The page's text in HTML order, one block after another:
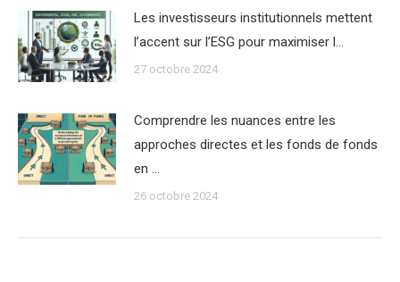
Les investisseurs institutionnels mettent
l’accent sur l’ESG pour maximiser l…
27 octobre 2024
Comprendre les nuances entre les
approches directes et les fonds de fonds
en …
26 octobre 2024